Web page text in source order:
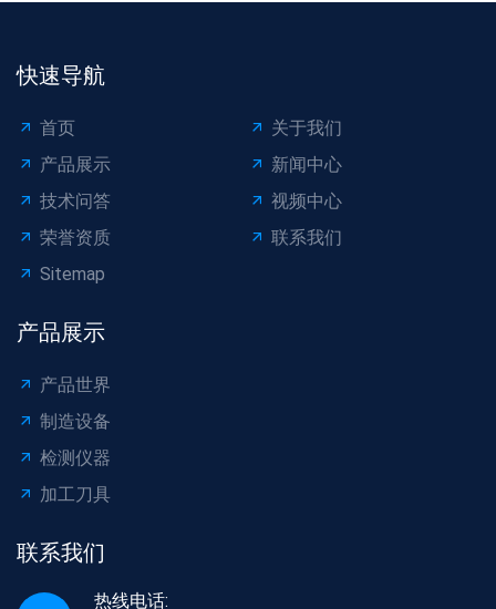
快速导航
首页
关于我们
产品展示
新闻中心
技术问答
视频中心
荣誉资质
联系我们
Sitemap
产品展示
产品世界
制造设备
检测仪器
加工刀具
联系我们
热线电话: